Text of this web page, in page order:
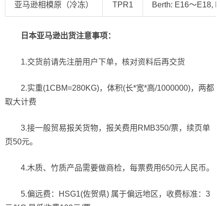
亚马逊相模原（冷冻） TPR1 Berth: E16～E18,
日本亚马逊出货注意事项：
1.交货前请先注册用户下单，核对资料后再交货
2.实重(1CBM=280KG)，体积(长*宽*高/1000000)，两都
取大计费
3.接一般贸易报关货物，报关费用RMB350/票，续页单
页50元。
4.木质、竹质产品需要做商检，每票费用650元人民币。
5.偏远费：HSG1(佐贺県) 属于偏远地区，收费标准：3